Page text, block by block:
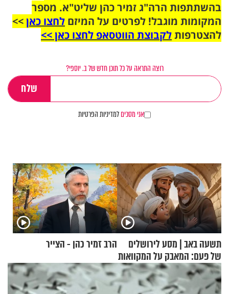
בהשתתפות הרה"ג זמיר כהן שליט"א. מספר
המקומות מוגבל! לפרטים על המיזם לחצו כאן>>
להצטרפותלקבוצת הווטסאפ לחצו כאן >>
רוצה התראה על כל תוכן חדש של ב. יוספי?
אני מסכיםלמדיניות הפרטיות
תשעה באב | מסע לירושלים
של פעם: המאבק על המקוואות
הרב זמיר כהן - הצייר